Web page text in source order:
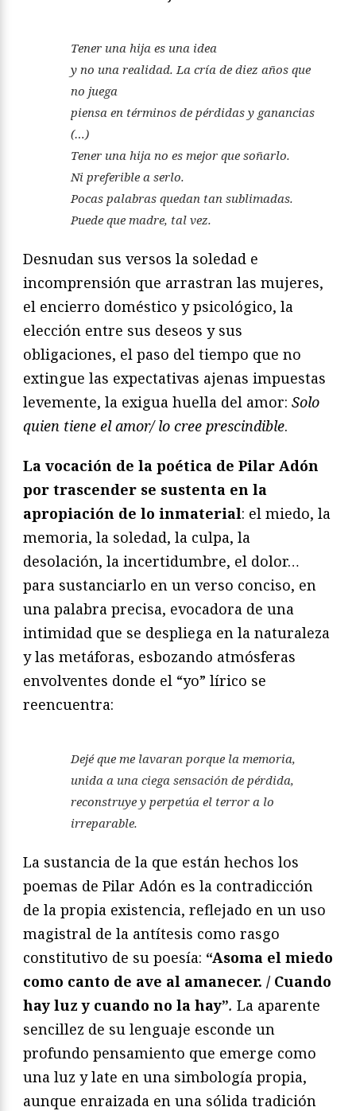
Tener una hija es una idea
y no una realidad. La cría de diez años que
no juega
piensa en términos de pérdidas y ganancias
(…)
Tener una hija no es mejor que soñarlo.
Ni preferible a serlo.
Pocas palabras quedan tan sublimadas.
Puede que madre, tal vez.
Desnudan sus versos la soledad e
incomprensión que arrastran las mujeres,
el encierro doméstico y psicológico, la
elección entre sus deseos y sus
obligaciones, el paso del tiempo que no
extingue las expectativas ajenas impuestas
levemente, la exigua huella del amor: Solo
quien tiene el amor/ lo cree prescindible.
La vocación de la poética de Pilar Adón
por trascender se sustenta en la
apropiación de lo inmaterial: el miedo, la
memoria, la soledad, la culpa, la
desolación, la incertidumbre, el dolor…
para sustanciarlo en un verso conciso, en
una palabra precisa, evocadora de una
intimidad que se despliega en la naturaleza
y las metáforas, esbozando atmósferas
envolventes donde el “yo” lírico se
reencuentra:
Dejé que me lavaran porque la memoria,
unida a una ciega sensación de pérdida,
reconstruye y perpetúa el terror a lo
irreparable.
La sustancia de la que están hechos los
poemas de Pilar Adón es la contradicción
de la propia existencia, reflejado en un uso
magistral de la antítesis como rasgo
constitutivo de su poesía: “Asoma el miedo
como canto de ave al amanecer. / Cuando
hay luz y cuando no la hay”. La aparente
sencillez de su lenguaje esconde un
profundo pensamiento que emerge como
una luz y late en una simbología propia,
aunque enraizada en una sólida tradición